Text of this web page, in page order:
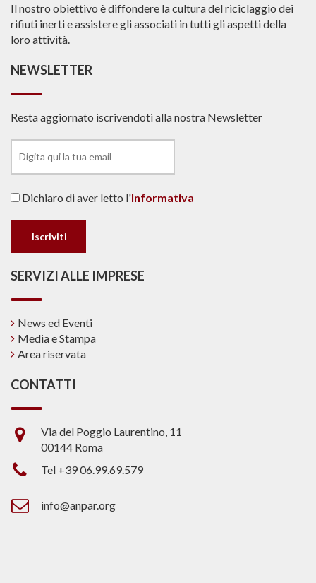
Il nostro obiettivo è diffondere la cultura del riciclaggio dei
rifiuti inerti e assistere gli associati in tutti gli aspetti della
loro attività.
NEWSLETTER
Resta aggiornato iscrivendoti alla nostra Newsletter
Dichiaro di aver letto l'Informativa
SERVIZI ALLE IMPRESE
News ed Eventi
Media e Stampa
Area riservata
CONTATTI
Via del Poggio Laurentino, 11
00144 Roma
Tel +39 06.99.69.579
info@anpar.org